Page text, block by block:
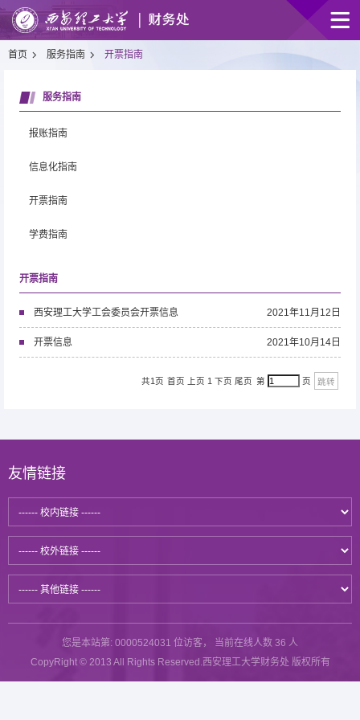
首页 服务指南 开票指南
服务指南
报账指南
信息化指南
开票指南
学费指南
开票指南
西安理工大学工会委员会开票信息 2021年11月12日
开票信息 2021年10月14日
共1页 首页 上页 1 下页 尾页 第 页 跳转
友情链接
您是本站第: 0000524031 位访客， 当前在线人数 36 人
CopyRight © 2013 All Rights Reserved. 西安理工大学财务处 版权所有